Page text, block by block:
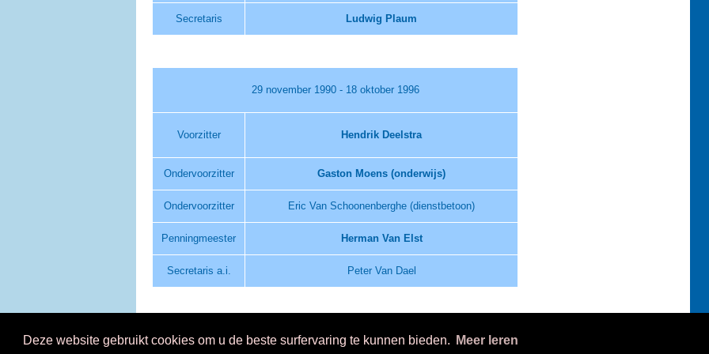
Deze website gebruikt cookies om u de beste surfervaring te kunnen bieden. Meer leren
Secretaris Ludwig Plaum
29 november 1990 - 18 oktober 1996
Voorzitter Hendrik Deelstra
Ondervoorzitter Gaston Moens (onderwijs)
Ondervoorzitter Eric Van Schoonenberghe (dienstbetoon)
Penningmeester Herman Van Elst
Secretaris a.i. Peter Van Dael
© 2026 KVCV vzw - p/a Universiteit Antwerpen, Campus Groenenborger, Departement Chemie, Groenenborgerlaan 171,